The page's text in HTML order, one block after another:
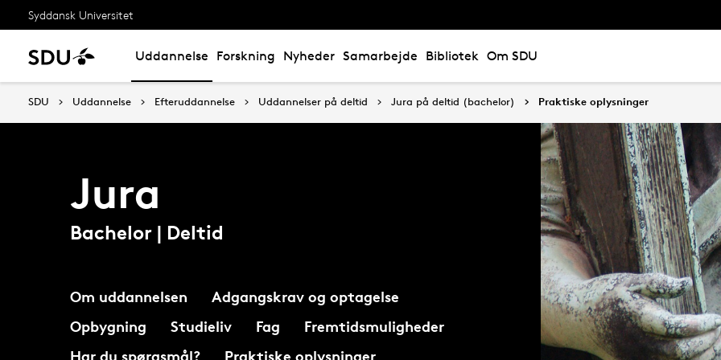
Syddansk Universitet
Uddannelse Forskning Nyheder Samarbejde Bibliotek Om SDU
SDU Uddannelse Efteruddannelse Uddannelser på deltid Jura på deltid (bachelor) Praktiske oplysninger
Jura
Bachelor | Deltid
Om uddannelsen
Adgangskrav og optagelse
Opbygning
Studieliv Fag
Fremtidsmuligheder
Har du spørgsmål?
Praktiske oplysninger